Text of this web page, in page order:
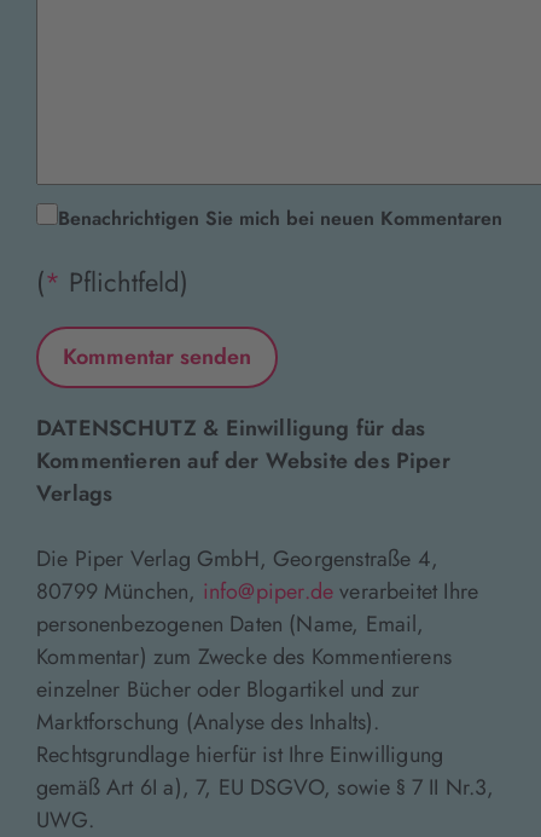
Benachrichtigen Sie mich bei neuen Kommentaren
(* Pflichtfeld)
DATENSCHUTZ & Einwilligung für das
Kommentieren auf der Website des Piper
Verlags
Die Piper Verlag GmbH, Georgenstraße 4,
80799 München, info@piper.deverarbeitet Ihre
personenbezogenen Daten (Name, Email,
Kommentar) zum Zwecke des Kommentierens
einzelner Bücher oder Blogartikel und zur
Marktforschung (Analyse des Inhalts).
Rechtsgrundlage hierfür ist Ihre Einwilligung
gemäß Art 6I a), 7, EU DSGVO, sowie § 7 II Nr.3,
UWG.